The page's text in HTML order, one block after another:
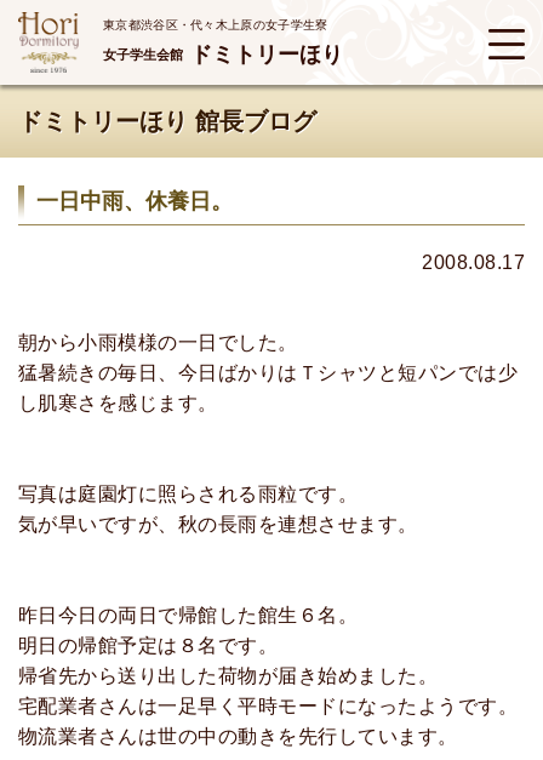
東京都渋谷区・代々木上原の女子学生寮
女子学生会館 ドミトリーほり
ドミトリーほり 館長ブログ
一日中雨、休養日。
2008.08.17
朝から小雨模様の一日でした。
猛暑続きの毎日、今日ばかりはＴシャツと短パンでは少
し肌寒さを感じます。
写真は庭園灯に照らされる雨粒です。
気が早いですが、秋の長雨を連想させます。
昨日今日の両日で帰館した館生６名。
明日の帰館予定は８名です。
帰省先から送り出した荷物が届き始めました。
宅配業者さんは一足早く平時モードになったようです。
物流業者さんは世の中の動きを先行しています。